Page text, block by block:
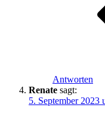
Antworten
Renate sagt:
5. September 2023